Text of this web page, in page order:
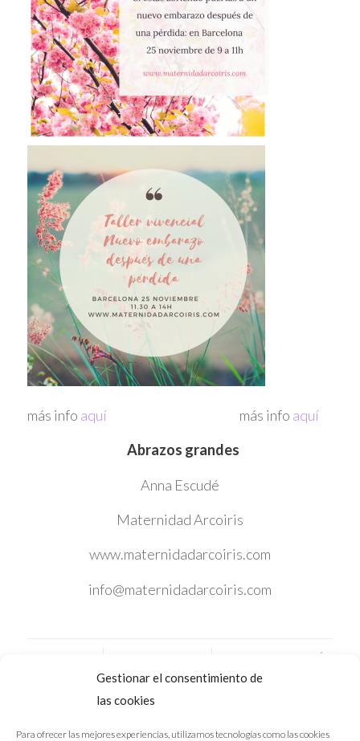
Gestionar el consentimiento de
las cookies
Para ofrecer las mejores experiencias, utilizamos tecnologías como las cookies
más info aquí más info aquí
Abrazos grandes
Anna Escudé
Maternidad Arcoiris
www.maternidadarcoiris.com
info@maternidadarcoiris.com